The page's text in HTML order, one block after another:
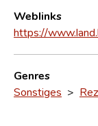
Weblinks
https://
Genres
Sonstiges >